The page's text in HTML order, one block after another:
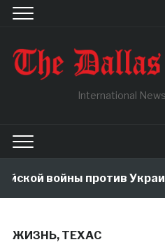
International
войны против Украины
ЖИЗНЬ, ТЕХАС